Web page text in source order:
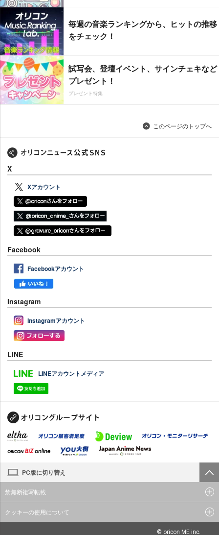
毎週の音楽ランキングから、ヒットの推移
をチェック！
試写会、登壇イベント、サインチェキなど
プレゼント！
プレゼント特集
このページのトップへ
X
Xアカウント
Facebook
Facebookアカウント
Instagram
Instagramアカウント
LINE
LINEアカウントメディア
PC版に切り替え
禁無断複写転載
クッキーの使用について
© oricon ME inc.